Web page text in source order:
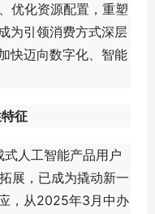
优化资源配置，重塑
为引领消费方式深层
快迈向数字化、智能
征
人工智能产品用户
展，已成为撬动新一
，从2025年3月中办